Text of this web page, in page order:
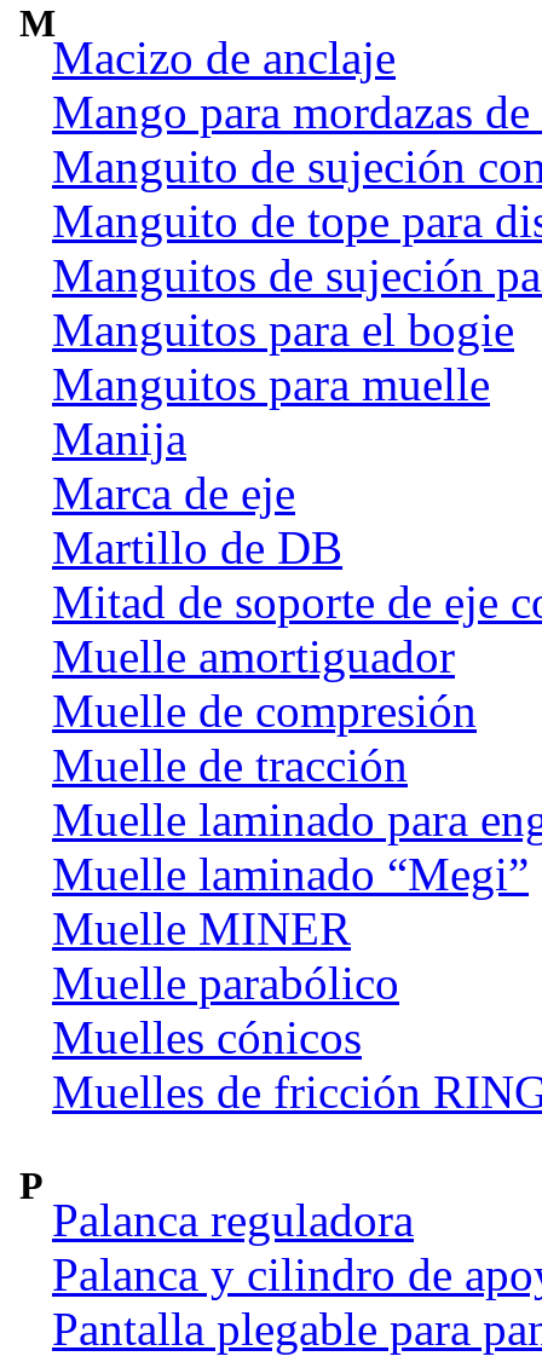
M
Macizo de anclaje
Mango para mordazas de
Manguito de sujeción
Manguito de tope para
Manguitos de sujeción
Manguitos para el bogie
Manguitos para muelle
Manija
Marca de eje
Martillo de DB
Mitad de soporte de eje
Muelle amortiguador
Muelle de compresión
Muelle de tracción
Muelle laminado para
Muelle laminado “Megi”
Muelle MINER
Muelle parabólico
Muelles cónicos
Muelles de fricción
P
Palanca reguladora
Palanca y cilindro de
Pantalla plegable para